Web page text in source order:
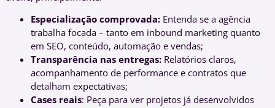
Especialização comprovada: Entenda se a agência
trabalha focada – tanto em inbound marketing quanto
em SEO, conteúdo, automação e vendas;
Transparência nas entregas: Relatórios claros,
acompanhamento de performance e contratos que
detalham expectativas;
Cases reais: Peça para ver projetos já desenvolvidos